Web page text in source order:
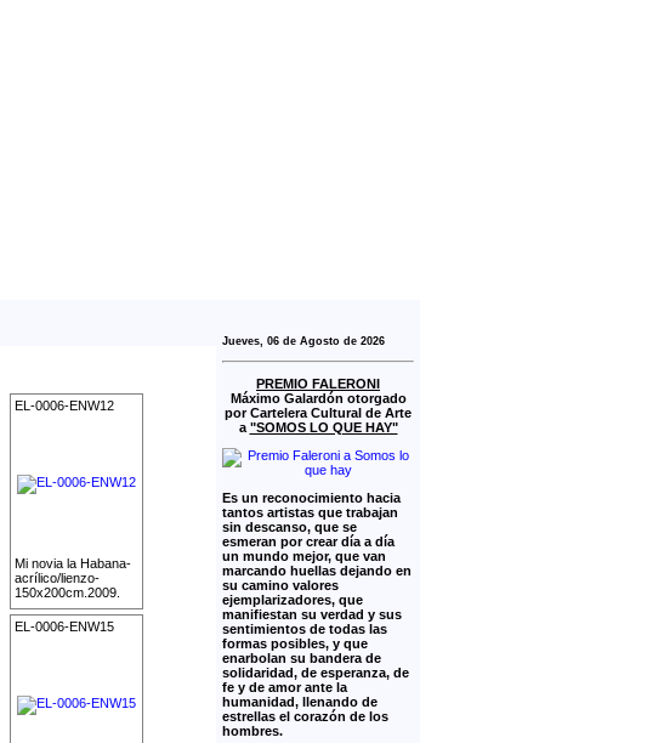
EL-0006-ENW12
Mi novia la Habana-
acrílico/lienzo-
150x200cm.2009.
EL-0006-ENW15
Jueves, 06 de Agosto de 2026
PREMIO FALERONI
Máximo Galardón otorgado
por Cartelera Cultural de Arte
a "SOMOS LO QUE HAY"
Es un reconocimiento hacia
tantos artistas que trabajan
sin descanso, que se
esmeran por crear día a día
un mundo mejor, que van
marcando huellas dejando en
su camino valores
ejemplarizadores, que
manifiestan su verdad y sus
sentimientos de todas las
formas posibles, y que
enarbolan su bandera de
solidaridad, de esperanza, de
fe y de amor ante la
humanidad, llenando de
estrellas el corazón de los
hombres.